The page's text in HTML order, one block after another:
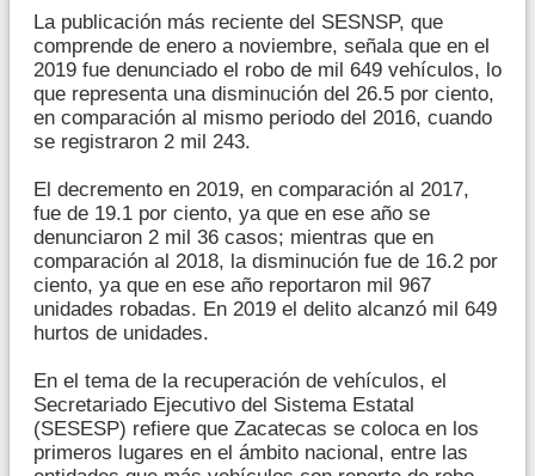
La publicación más reciente del SESNSP, que
comprende de enero a noviembre, señala que en el
2019 fue denunciado el robo de mil 649 vehículos, lo
que representa una disminución del 26.5 por ciento,
en comparación al mismo periodo del 2016, cuando
se registraron 2 mil 243.
El decremento en 2019, en comparación al 2017,
fue de 19.1 por ciento, ya que en ese año se
denunciaron 2 mil 36 casos; mientras que en
comparación al 2018, la disminución fue de 16.2 por
ciento, ya que en ese año reportaron mil 967
unidades robadas. En 2019 el delito alcanzó mil 649
hurtos de unidades.
En el tema de la recuperación de vehículos, el
Secretariado Ejecutivo del Sistema Estatal
(SESESP) refiere que Zacatecas se coloca en los
primeros lugares en el ámbito nacional, entre las